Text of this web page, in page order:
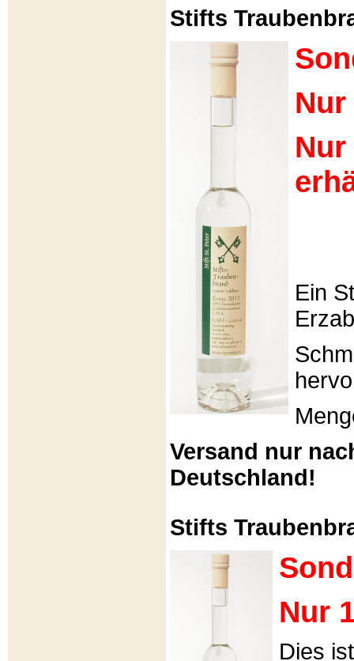
Stifts
Nur
Ein
Versand nur
Deutschland!
Stifts
Nur
Dies